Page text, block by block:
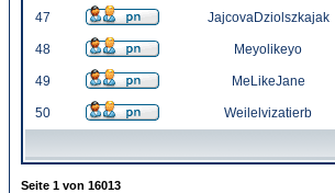
47 JajcovaDziolszkajak
48 Meyolikeyo
49 MeLikeJane
50 Weilelvizatierb
Seite 1 von 16013